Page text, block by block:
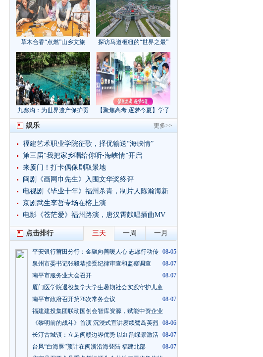
草木合香“点燃”山乡文旅 探访马道枢纽的“世界之最”
九寨沟：为世界遗产保护贡
献“中国方案”｜美丽中国行
【聚焦高考 逐梦今夏】学子
执笔追梦，各方同心护航
更多>>
娱乐
福建艺术职业学院征歌，择优输送“海峡情”
​第三届“我把家乡唱给你听•海峡情”开启
来厦门！打卡偶像剧取景地
闽剧《画网巾先生》入围文华奖终评
​电视剧《毕业十年》福州杀青，制片人陈瀚海新
突破
京剧武生李哲专场在榕上演
​电影《苍茫爱》福州路演，唐汉霄献唱插曲MV
点击排行 三天 一周 一月
平安银行莆田分行：金融向善暖人心 志愿行动传 08-05
泉州市委书记张毅恭接受纪律审查和监察调查
08-07
南平市服务业大会召开
08-07
厦门医学院退役复学大学生暑期社会实践守护儿童
08-05
南平市政府召开第78次常务会议
08-07
福建建投集团联动国创会智库资源，赋能中资企业
08-06
《黎明前的战斗》首演 沉浸式宣讲赓续鹭岛英烈
08-06
长汀古城镇：立足闽赣边界优势 以红韵绿景激活 08-07
台风“白海豚”预计在闽浙沿海登陆 福建北部
08-07